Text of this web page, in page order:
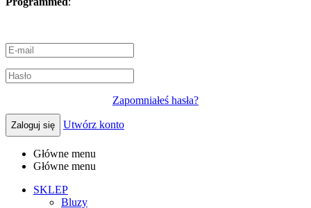
Zapomniałeś hasła?
Zaloguj się Utwórz konto
Główne menu
Główne menu
SKLEP
Bluzy